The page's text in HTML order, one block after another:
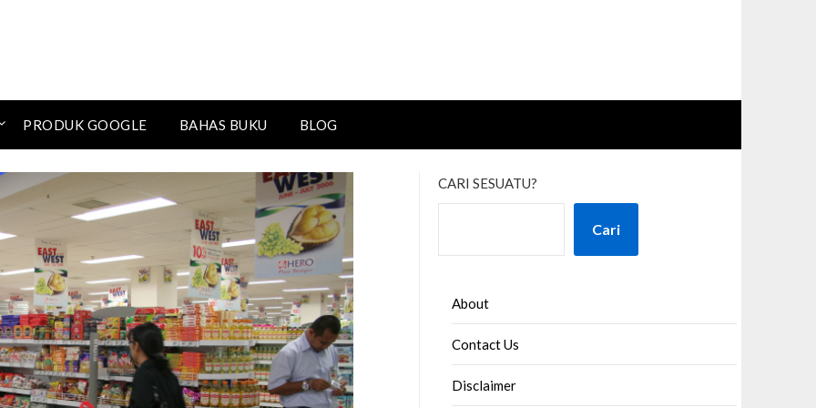
PRODUK GOOGLE BAHAS BUKU BLOG
CARI SESUATU?
Cari
About
Contact Us
Disclaimer